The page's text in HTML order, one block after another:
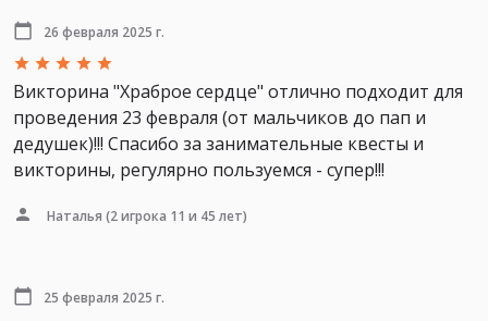
26 февраля 2025 г.
Викторина "Храброе сердце" отлично подходит для
проведения 23 февраля (от мальчиков до пап и
дедушек)!!! Спасибо за занимательные квесты и
викторины, регулярно пользуемся - супер!!!
Наталья (2 игрока 11 и 45 лет)
25 февраля 2025 г.